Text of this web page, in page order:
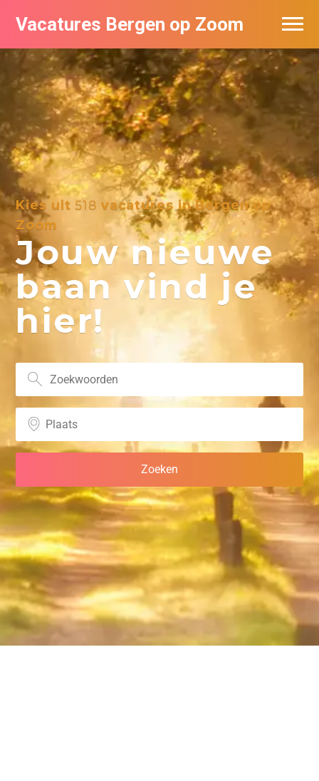
Vacatures Bergen op Zoom
Kies uit518 vacatures in Bergen op
Zoom
Jouw nieuwe
baan vind je
hier!
Vacatures per bedrijf
De populairste vacatures in Bergen op
Zoom